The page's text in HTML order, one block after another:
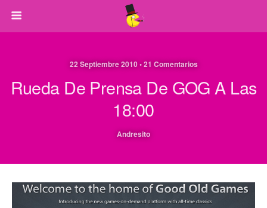
22 Septiembre 2010 • 21 Comentarios
Rueda De Prensa De GOG A Las
18:00
Andresito